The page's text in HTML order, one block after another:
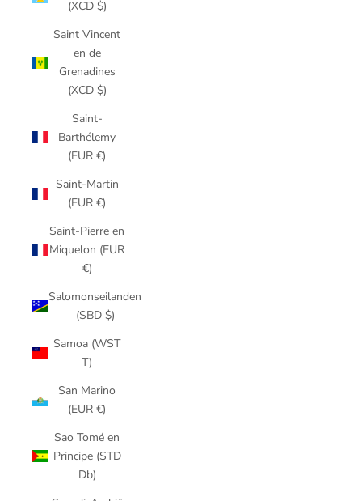
(XCD $)
Saint Vincent
en de
Grenadines
(XCD $)
Saint-
Barthélemy
(EUR €)
Saint-Martin
(EUR €)
Saint-Pierre en
Miquelon (EUR
€)
Salomonseilanden
(SBD $)
Samoa (WST
T)
San Marino
(EUR €)
Sao Tomé en
Principe (STD
Db)